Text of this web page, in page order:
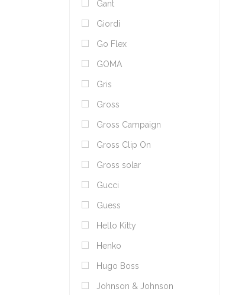
Gant
Giordi
Go Flex
GOMA
Gris
Gross
Gross Campaign
Gross Clip On
Gross solar
Gucci
Guess
Hello Kitty
Henko
Hugo Boss
Johnson & Johnson